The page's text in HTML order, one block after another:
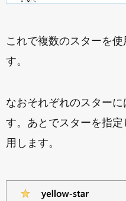
これで複数のスターを
す。
なおそれぞれのスター
す。あとでスターを指
用します。